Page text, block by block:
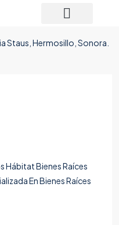
Staus, Hermosillo, Sonora.